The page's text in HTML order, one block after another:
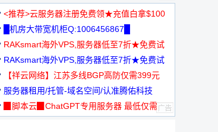
<推荐>云服务器注册免费领★充值白拿$100
█机房大带宽机柜Q:1006456867█
RAKsmart海外VPS,服务器低至7折★免费试
用★
RAKsmart海外VPS,服务器低至7折★免费试
用★
【祥云网络】江苏多线BGP高防仅需399元
服务器租用/托管-域名空间/认准腾佑科技
▉脚本云▉ChatGPT专用服务器 最低仅需